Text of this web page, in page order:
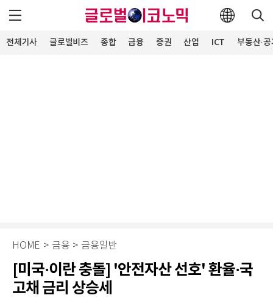
전체기사 글로벌비즈 종합 금융 증권 산업 ICT 부동산·
HOME > 금융 > 금융일반
[미국·이란 충돌] '안전자산 선호' 환율·국
고채 금리 상승세